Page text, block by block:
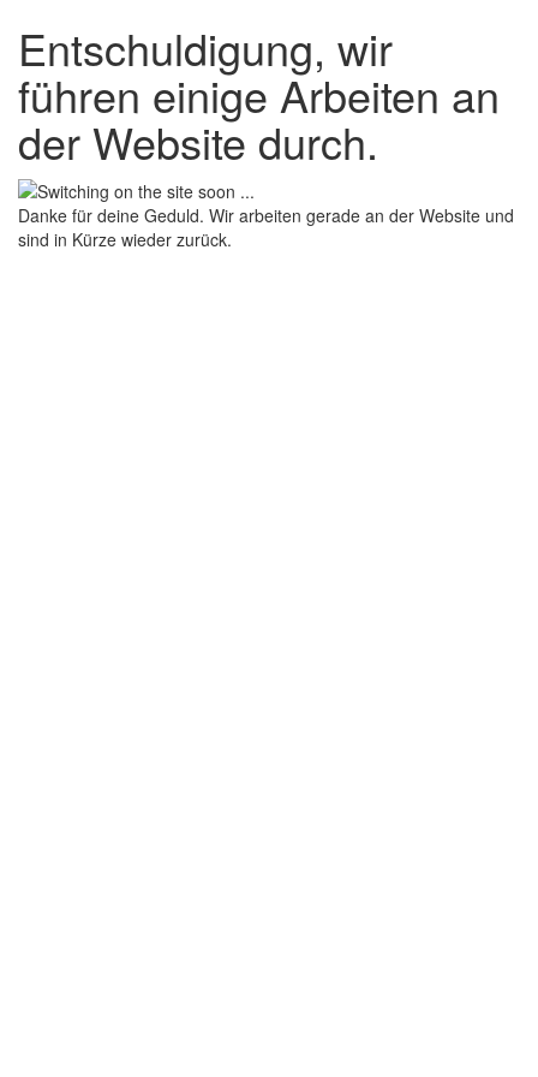
Entschuldigung, wir
führen einige Arbeiten an
der Website durch.
Danke für deine Geduld. Wir arbeiten gerade an der Website und
sind in Kürze wieder zurück.